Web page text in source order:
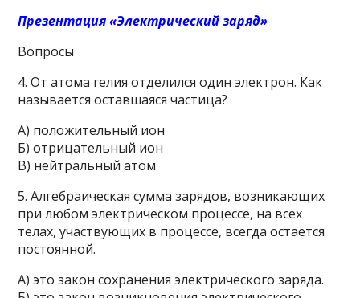
Презентация «Электрический заряд»
Вопросы
4. От атома гелия отделился один электрон. Как
называется оставшаяся частица?
А) положительный ион
Б) отрицательный ион
В) нейтральный атом
5. Алгебраическая сумма зарядов, возникающих
при любом электрическом процессе, на всех
телах, участвующих в процессе, всегда остаётся
постоянной.
А) это закон сохранения электрического заряда.